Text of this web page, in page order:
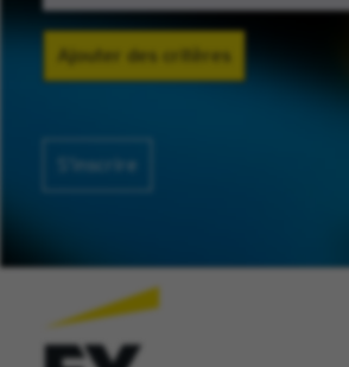
Ajouter des critères
S’inscrire